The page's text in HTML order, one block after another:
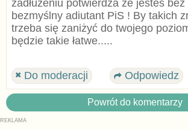
zadłużeniu potwierdza że jesteś bez
bezmyślny adiutant PiS ! By takich
trzeba się zaniżyć do twojego
będzie takie łatwe.....
Do moderacji Odpowiedz
Powrót do komentarzy